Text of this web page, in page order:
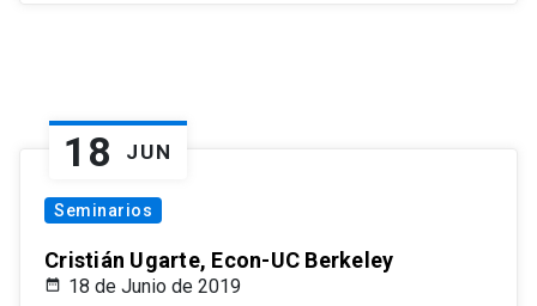
18 JUN
Seminarios
Cristián Ugarte, Econ-UC Berkeley
18 de Junio de 2019